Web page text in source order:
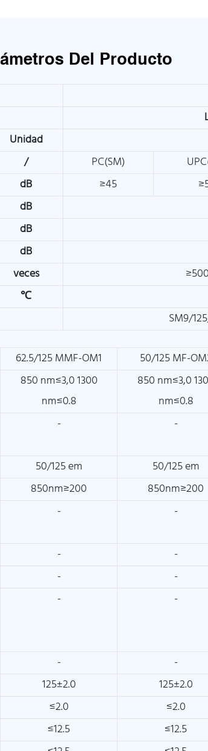
Del Producto
Unidad
/ PC(SM)
dB ≥45
dB
dB
dB
veces
℃
SM9/
62.5/125 MMF-OM1
50/125 MF-
850 nm≤3,0 1300
nm≤0.8
850 nm≤3,0
nm≤0.8
- -
50/125 em
50/125 em
850nm≥200
850nm≥200
- -
-
-
-
-
- -
-
-
125±2.0
125±2.0
≤2.0
≤2.0
≤12.5
≤12.5